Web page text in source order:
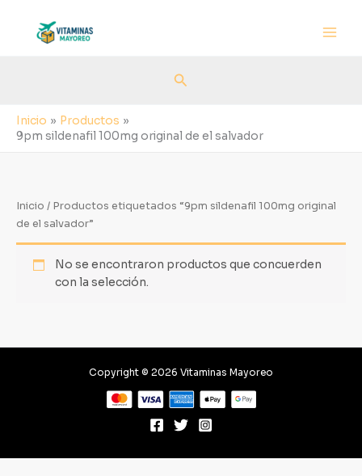
contenido
Buscar
Inicio
Productos
9pm sildenafil 100mg original de el salvador
Inicio / Productos etiquetados “9pm sildenafil 100mg original
de el salvador”
No se encontraron productos que concuerden
con la selección.
Copyright © 2026 Vitaminas Mayoreo